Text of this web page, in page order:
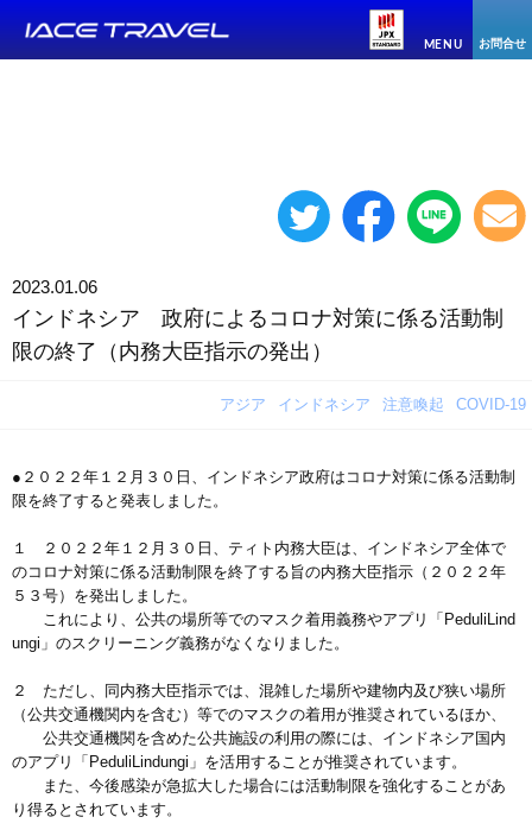
MENU お問合せ
2023.01.06
インドネシア 政府によるコロナ対策に係る活動制
限の終了（内務大臣指示の発出）
アジア インドネシア 注意喚起 COVID-19
●２０２２年１２月３０日、インドネシア政府はコロナ対策に係る活動制
限を終了すると発表しました。
１ ２０２２年１２月３０日、ティト内務大臣は、インドネシア全体で
のコロナ対策に係る活動制限を終了する旨の内務大臣指示（２０２２年
５３号）を発出しました。
これにより、公共の場所等でのマスク着用義務やアプリ「PeduliLind
ungi」のスクリーニング義務がなくなりました。
２ ただし、同内務大臣指示では、混雑した場所や建物内及び狭い場所
（公共交通機関内を含む）等でのマスクの着用が推奨されているほか、
公共交通機関を含めた公共施設の利用の際には、インドネシア国内
のアプリ「PeduliLindungi」を活用することが推奨されています。
また、今後感染が急拡大した場合には活動制限を強化することがあ
り得るとされています。